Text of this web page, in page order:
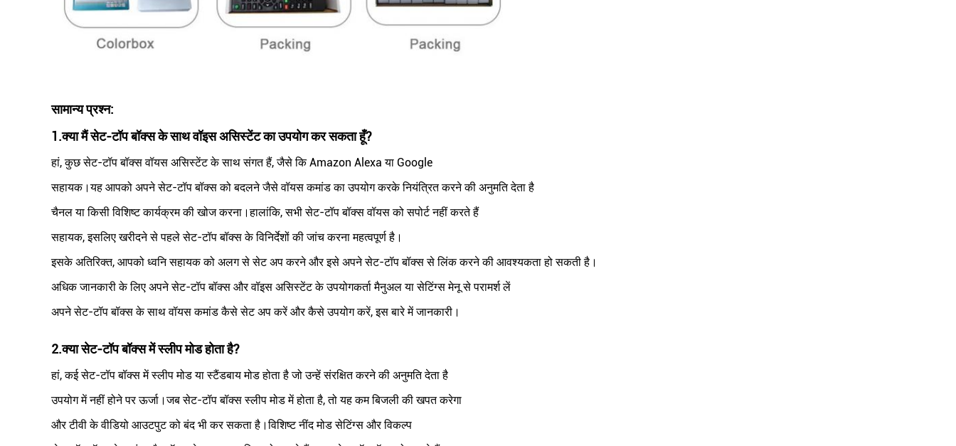
सामान्य प्रश्न:
1.क्या मैं सेट-टॉप बॉक्स के साथ वॉइस असिस्टेंट का उपयोग कर सकता हूँ?
हां, कुछ सेट-टॉप बॉक्स वॉयस असिस्टेंट के साथ संगत हैं, जैसे कि Amazon Alexa या Google
सहायक।यह आपको अपने सेट-टॉप बॉक्स को बदलने जैसे वॉयस कमांड का उपयोग करके नियंत्रित करने की अनुमति देता है
चैनल या किसी विशिष्ट कार्यक्रम की खोज करना।हालांकि, सभी सेट-टॉप बॉक्स वॉयस को सपोर्ट नहीं करते हैं
सहायक, इसलिए खरीदने से पहले सेट-टॉप बॉक्स के विनिर्देशों की जांच करना महत्वपूर्ण है।
इसके अतिरिक्त, आपको ध्वनि सहायक को अलग से सेट अप करने और इसे अपने सेट-टॉप बॉक्स से लिंक करने की आवश्यकता हो सकती है।
अधिक जानकारी के लिए अपने सेट-टॉप बॉक्स और वॉइस असिस्टेंट के उपयोगकर्ता मैनुअल या सेटिंग्स मेनू से परामर्श लें
अपने सेट-टॉप बॉक्स के साथ वॉयस कमांड कैसे सेट अप करें और कैसे उपयोग करें, इस बारे में जानकारी।
2.क्या सेट-टॉप बॉक्स में स्लीप मोड होता है?
हां, कई सेट-टॉप बॉक्स में स्लीप मोड या स्टैंडबाय मोड होता है जो उन्हें संरक्षित करने की अनुमति देता है
उपयोग में नहीं होने पर ऊर्जा।जब सेट-टॉप बॉक्स स्लीप मोड में होता है, तो यह कम बिजली की खपत करेगा
और टीवी के वीडियो आउटपुट को बंद भी कर सकता है।विशिष्ट नींद मोड सेटिंग्स और विकल्प